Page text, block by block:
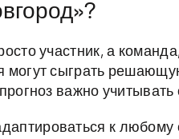
участник, а
сыграть
важно
к